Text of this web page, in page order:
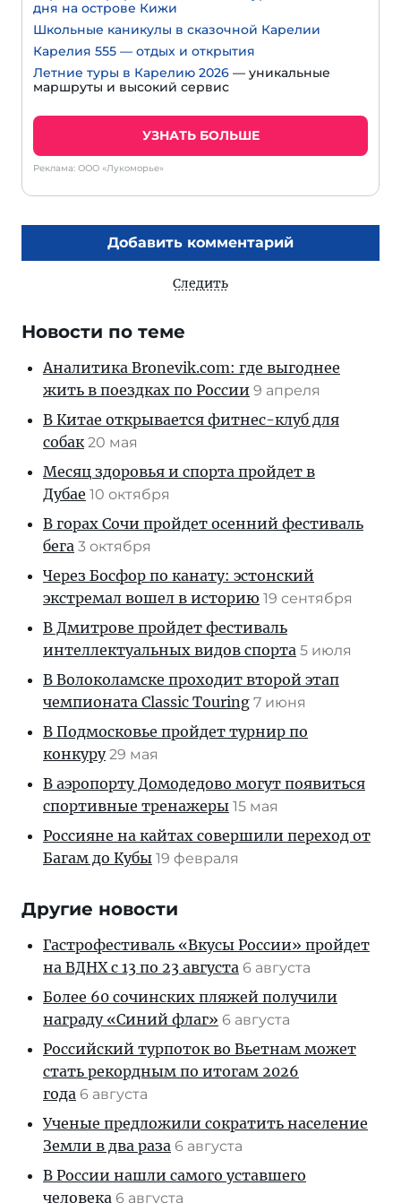
дня на острове Кижи
Школьные каникулы в сказочной Карелии
Карелия 555 — отдых и открытия
Летние туры в Карелию 2026 — уникальные
маршруты и высокий сервис
УЗНАТЬ БОЛЬШЕ
Реклама: ООО «Лукоморье»
Добавить комментарий
Следить
Новости по теме
Аналитика Bronevik.com: где выгоднее
жить в поездках по России 9 апреля
В Китае открывается фитнес-клуб для
собак 20 мая
Месяц здоровья и спорта пройдет в
Дубае 10 октября
В горах Сочи пройдет осенний фестиваль
бега 3 октября
Через Босфор по канату: эстонский
экстремал вошел в историю 19 сентября
В Дмитрове пройдет фестиваль
интеллектуальных видов спорта 5 июля
В Волоколамске проходит второй этап
чемпионата Classic Touring 7 июня
В Подмосковье пройдет турнир по
конкуру 29 мая
В аэропорту Домодедово могут появиться
спортивные тренажеры 15 мая
Россияне на кайтах совершили переход от
Багам до Кубы 19 февраля
Другие новости
Гастрофестиваль «Вкусы России» пройдет
на ВДНХ с 13 по 23 августа 6 августа
Более 60 сочинских пляжей получили
награду «Синий флаг» 6 августа
Российский турпоток во Вьетнам может
стать рекордным по итогам 2026
года 6 августа
Ученые предложили сократить население
Земли в два раза 6 августа
В России нашли самого уставшего
человека 6 августа